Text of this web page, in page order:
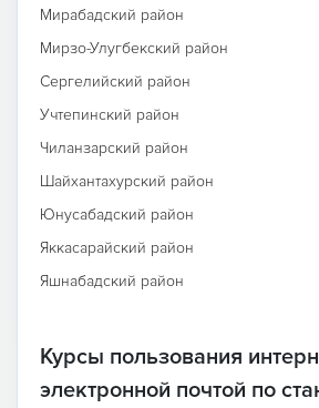
Мирабадский район
Мирзо-Улугбекский район
Сергелийский район
Учтепинский район
Чиланзарский район
Шайхантахурский район
Юнусабадский район
Яккасарайский район
Яшнабадский район
Курсы пользования
электронной почтой по